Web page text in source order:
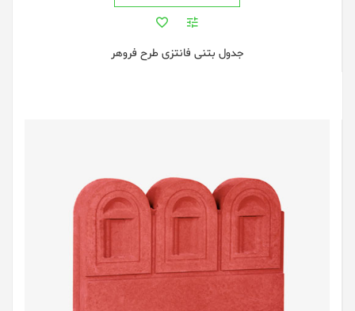
جدول بتنی فانتزی طرح فروهر